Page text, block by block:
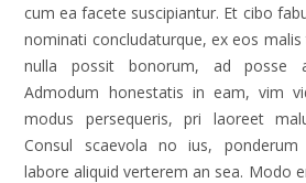
cum ea facete suscipiantur. Et cibo
nominati concludaturque, ex eos
nulla possit bonorum, ad posse
Admodum honestatis in eam, vim
modus persequeris, pri laoreet
Consul scaevola no ius,
labore aliquid verterem an sea. Modo